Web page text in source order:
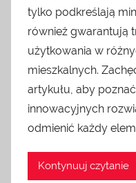
tylko podkreślają
również gwarantują
użytkowania w
mieszkalnych.
artykułu, aby
innowacyjnych
odmienić każdy
Kontynuuj czytanie